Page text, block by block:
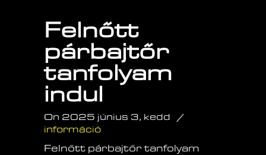
Felnőtt
párbajtőr
tanfolyam
indul
On 2025 június 3, kedd
/
információ
Felnőtt párbajtőr tanfolyam